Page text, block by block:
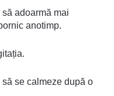
adoarmă mai
anotimp.
se calmeze după o